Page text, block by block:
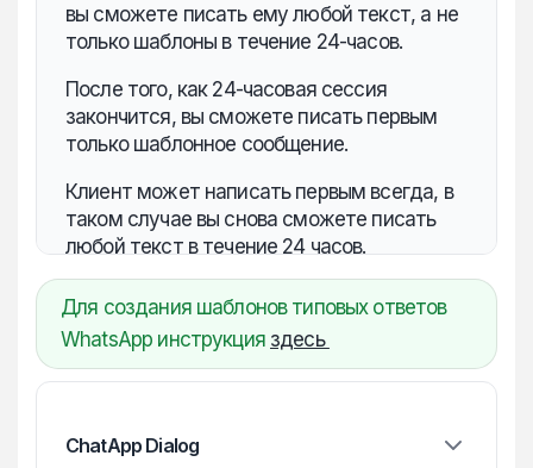
вы сможете писать ему любой текст, а не
только шаблоны в течение 24-часов.
После того, как 24-часовая сессия
закончится, вы сможете писать первым
только шаблонное сообщение.
Клиент может написать первым всегда, в
таком случае вы снова сможете писать
любой текст в течение 24 часов.
Для создания шаблонов типовых ответов
WhatsApp инструкция здесь
ChatApp Dialog